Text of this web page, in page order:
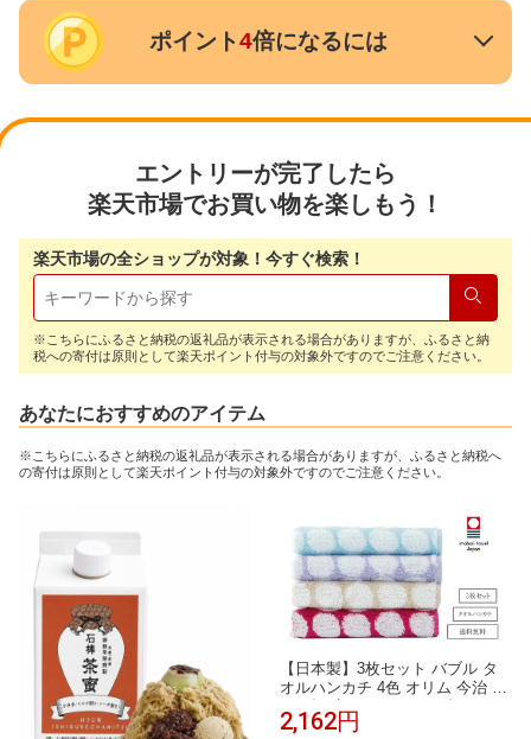
ポイント4倍になるには
エントリーが完了したら
楽天市場でお買い物を楽しもう！
楽天市場の全ショップが対象！今すぐ検索！
検索
※こちらにふるさと納税の返礼品が表示される場合がありますが、ふるさと納
税への寄付は原則として楽天ポイント付与の対象外ですのでご注意ください。
あなたにおすすめのアイテム
※こちらにふるさと納税の返礼品が表示される場合がありますが、ふるさと納税へ
の寄付は原則として楽天ポイント付与の対象外ですのでご注意ください。
【日本製】3枚セット バブル タ
オルハンカチ 4色 オリム 今治 ド
ル たおる ハンカチ はんかち コ
2,162円